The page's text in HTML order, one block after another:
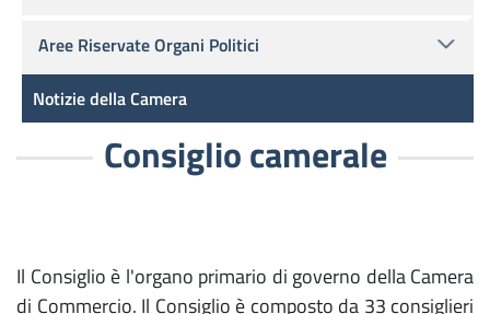
Consiglio camerale
Il Consiglio è l'organo primario di governo della Camera
di Commercio. Il Consiglio è composto da 33 consiglieri
Aree Riservate Organi Politici
Notizie della Camera